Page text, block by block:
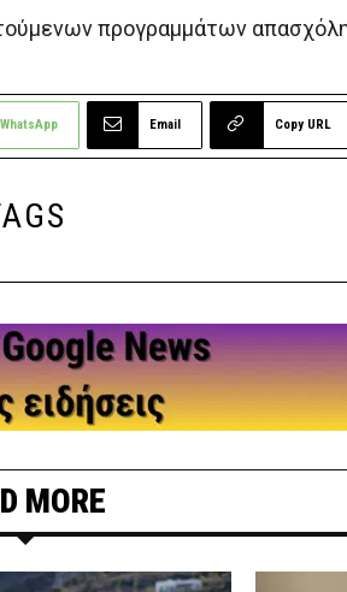
προγραμμάτων
WhatsApp Email Copy URL
MORE